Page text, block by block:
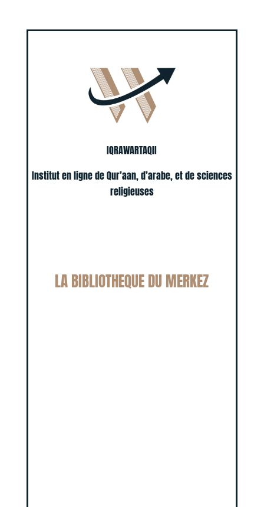
IQRAWARTAQII
Institut en ligne de Qur’aan, d’arabe, et de sciences
religieuses
LA BIBLIOTHEQUE DU MERKEZ